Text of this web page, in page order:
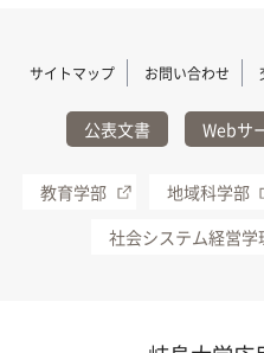
サイトマップ お問い合わせ
公表文書 Webサ
教育学部 地域科学部
社会システム経営学